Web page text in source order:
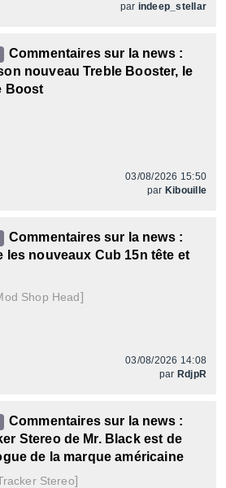
par indeep_stellar
Commentaires sur la news :
nouveau Treble Booster, le
Boost
03/08/2026 15:50
par Kibouille
Commentaires sur la news :
les nouveaux Cub 15n tête et
Shop Head]
03/08/2026 14:08
par RdjpR
Commentaires sur la news :
Stereo de Mr. Black est de
de la marque américaine
Stereo]